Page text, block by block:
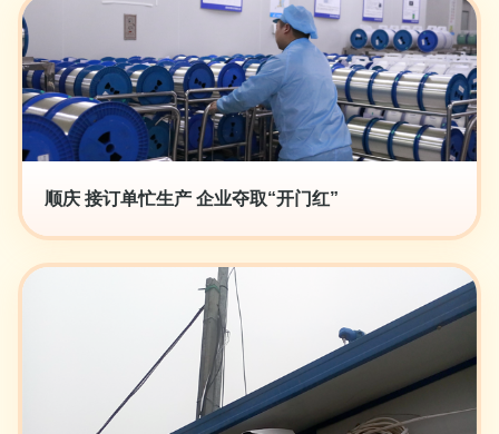
顺庆 接订单忙生产 企业夺取“开门红”